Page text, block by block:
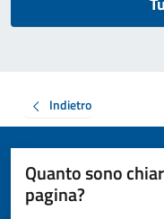
Indietro
Quanto sono
pagina?